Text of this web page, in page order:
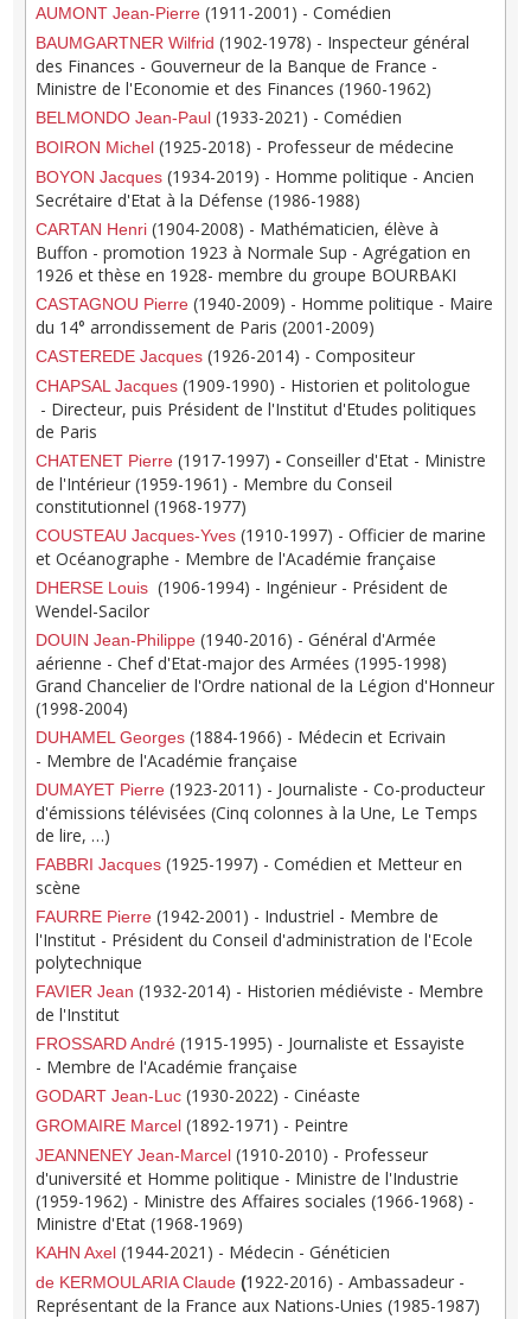
AUMONT Jean-Pierre (1911-2001) - Comédien
BAUMGARTNER Wilfrid (1902-1978) - Inspecteur général
des Finances - Gouverneur de la Banque de France -
Ministre de l'Economie et des Finances (1960-1962)
BELMONDO Jean-Paul (1933-2021) - Comédien
BOIRON Michel (1925-2018) - Professeur de médecine
BOYON Jacques (1934-2019) - Homme politique - Ancien
Secrétaire d'Etat à la Défense (1986-1988)
CARTAN Henri (1904-2008) - Mathématicien, élève à
Buffon - promotion 1923 à Normale Sup - Agrégation en
1926 et thèse en 1928- membre du groupe BOURBAKI
CASTAGNOU Pierre (1940-2009) - Homme politique - Maire
du 14° arrondissement de Paris (2001-2009)
CASTEREDE Jacques (1926-2014) - Compositeur
CHAPSAL Jacques (1909-1990) - Historien et politologue
- Directeur, puis Président de l'Institut d'Etudes politiques
de Paris
CHATENET Pierre (1917-1997) -Conseiller d'Etat - Ministre
de l'Intérieur (1959-1961) - Membre du Conseil
constitutionnel (1968-1977)
COUSTEAU Jacques-Yves (1910-1997) - Officier de marine
et Océanographe - Membre de l'Académie française
DHERSE Louis (1906-1994) - Ingénieur - Président de
Wendel-Sacilor
DOUIN Jean-Philippe (1940-2016) - Général d'Armée
aérienne - Chef d'Etat-major des Armées (1995-1998)
Grand Chancelier de l'Ordre national de la Légion d'Honneur
(1998-2004)
DUHAMEL Georges (1884-1966) - Médecin et Ecrivain
- Membre de l'Académie française
DUMAYET Pierre (1923-2011) - Journaliste - Co-producteur
d'émissions télévisées (Cinq colonnes à la Une, Le Temps
de lire, …)
FABBRI Jacques (1925-1997) - Comédien et Metteur en
scène
FAURRE Pierre (1942-2001) - Industriel - Membre de
l'Institut - Président du Conseil d'administration de l'Ecole
polytechnique
FAVIER Jean (1932-2014) - Historien médiéviste - Membre
de l'Institut
FROSSARD André (1915-1995) - Journaliste et Essayiste
- Membre de l'Académie française
GODART Jean-Luc (1930-2022) - Cinéaste
GROMAIRE Marcel (1892-1971) - Peintre
JEANNENEY Jean-Marcel (1910-2010) - Professeur
d'université et Homme politique - Ministre de l'Industrie
(1959-1962) - Ministre des Affaires sociales (1966-1968) -
Ministre d'Etat (1968-1969)
KAHN Axel (1944-2021) - Médecin - Généticien
de KERMOULARIA Claude (1922-2016) - Ambassadeur -
Représentant de la France aux Nations-Unies (1985-1987)